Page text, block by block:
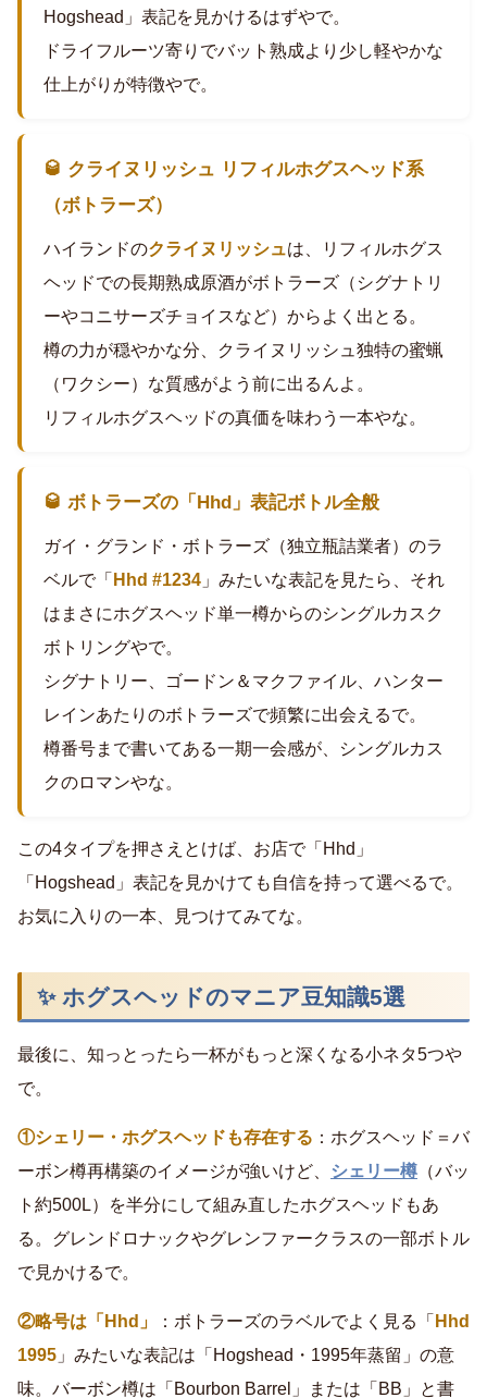
Hogshead」表記を見かけるはずやで。
ドライフルーツ寄りでバット熟成より少し軽やかな
仕上がりが特徴やで。
🥃 クライヌリッシュ リフィルホグスヘッド系
（ボトラーズ）
ハイランドのクライヌリッシュは、リフィルホグス
ヘッドでの長期熟成原酒がボトラーズ（シグナトリ
ーやコニサーズチョイスなど）からよく出とる。
樽の力が穏やかな分、クライヌリッシュ独特の蜜蝋
（ワクシー）な質感がよう前に出るんよ。
リフィルホグスヘッドの真価を味わう一本やな。
🥃 ボトラーズの「Hhd」表記ボトル全般
ガイ・グランド・ボトラーズ（独立瓶詰業者）のラ
ベルで「Hhd #1234 」みたいな表記を見たら、それ
はまさにホグスヘッド単一樽からのシングルカスク
ボトリングやで。
シグナトリー、ゴードン＆マクファイル、ハンター
レインあたりのボトラーズで頻繁に出会えるで。
樽番号まで書いてある一期一会感が、シングルカス
クのロマンやな。
この4タイプを押さえとけば、お店で「Hhd」
「Hogshead」表記を見かけても自信を持って選べるで。
お気に入りの一本、見つけてみてな。
✨ ホグスヘッドのマニア豆知識5選
最後に、知っとったら一杯がもっと深くなる小ネタ5つや
で。
①シェリー・ホグスヘッドも存在する ：ホグスヘッド＝バ
ーボン樽再構築のイメージが強いけど、
シェリー樽 （バッ
ト約500L）を半分にして組み直したホグスヘッドもあ
る。グレンドロナックやグレンファークラスの一部ボトル
で見かけるで。
②略号は「Hhd」 ：ボトラーズのラベルでよく見る「 Hhd
1995 」みたいな表記は「Hogshead・1995年蒸留」の意
味。バーボン樽は「Bourbon Barrel」または「BB」と書